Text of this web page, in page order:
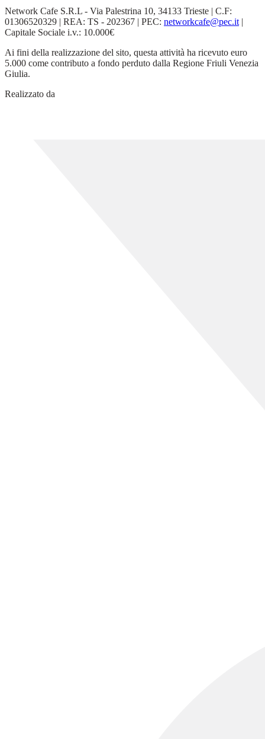
Network Cafe S.R.L - Via Palestrina 10, 34133 Trieste | C.F:
01306520329 | REA: TS - 202367 | PEC: networkcafe@pec.it |
Capitale Sociale i.v.: 10.000€
Ai fini della realizzazione del sito, questa attività ha ricevuto euro
5.000 come contributo a fondo perduto dalla Regione Friuli Venezia
Giulia.
Realizzato da